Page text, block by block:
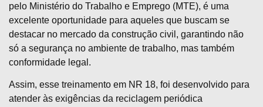
pelo Ministério do Trabalho e Emprego (MTE), é uma
excelente oportunidade para aqueles que buscam se
destacar no mercado da construção civil, garantindo não
só a segurança no ambiente de trabalho, mas também
conformidade legal.
Assim, esse treinamento em NR 18, foi desenvolvido para
atender às exigências da reciclagem periódica